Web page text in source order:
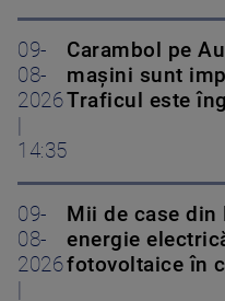
09-
08-
2026
14:35
Carambol pe
mașini sunt
Traficul este
09-
08-
2026
Mii de case din
energie
fotovoltaice în